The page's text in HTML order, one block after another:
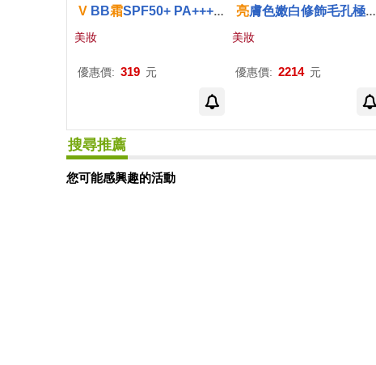
V BB霜SPF50+ PA++++
(1ml)X8#02自然裸膚-公司
美妝
優惠價: 319 元
亮膚色嫩白修飾毛孔極簡
裸妝日用偽
容,打底護膚妝前乳,萬用美
美妝
優惠價: 2214 元
搜尋推薦
您可能感興趣的活動